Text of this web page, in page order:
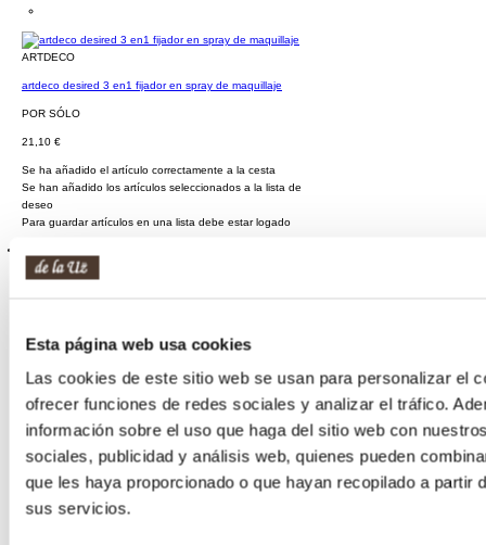
Esta página web usa cookies
Las cookies de este sitio web se usan para personalizar el
ofrecer funciones de redes sociales y analizar el tráfico.
información sobre el uso que haga del sitio web con
sociales, publicidad y análisis web, quienes pueden
que les haya proporcionado o que hayan recopilado a partir
sus servicios.
ARTDECO
artdeco desired 3 en1 fijador en spray de maquillaje
POR SÓLO
21,10 €
Se ha añadido el artículo correctamente a la cesta
Se han añadido los artículos seleccionados a la lista de
deseo
Para guardar artículos en una lista debe estar logado
DESDE
11,50 €
Se ha añadido el artículo correctamente a la cesta
Se han añadido los artículos seleccionados a la lista de
deseo